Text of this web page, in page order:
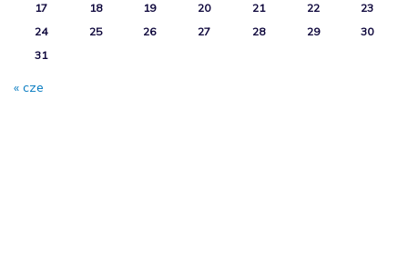
17
18 19 20 21 22
23
24
25 26 27 28 29
30
31
« cze